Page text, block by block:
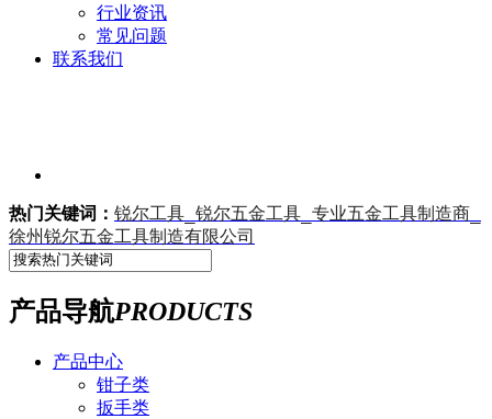
行业资讯
常见问题
联系我们
热门关键词： 锐尔工具_锐尔五金工具_专业五金工具制造商_
徐州锐尔五金工具制造有限公司
产品导航PRODUCTS
产品中心
钳子类
扳手类